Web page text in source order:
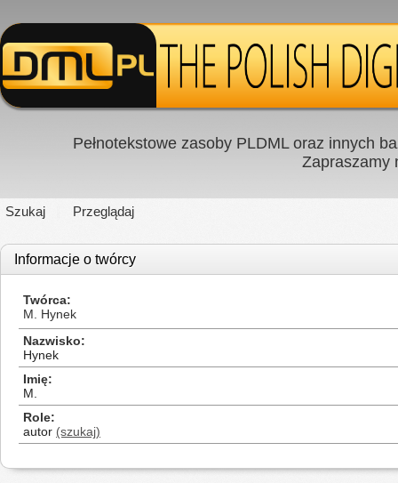
Pełnotekstowe zasoby PLDML oraz innych
Zapraszamy
Szukaj Przeglądaj
Informacje o twórcy
Twórca
M. Hynek
Nazwisko
Hynek
Imię
M.
Role
autor (szukaj)